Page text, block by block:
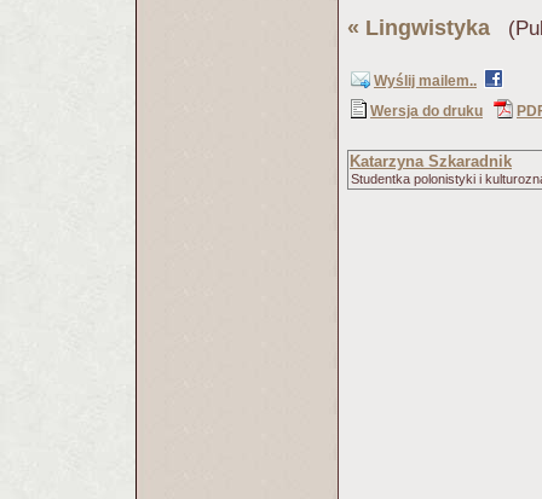
« Lingwistyka
Wyślij mailem..
Wersja do druku
Katarzyna Szkaradnik
Studentka polonistyki i